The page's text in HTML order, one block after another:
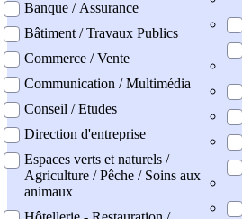
Banque / Assurance
Bâtiment / Travaux Publics
Commerce / Vente
Communication / Multimédia
Conseil / Etudes
Direction d'entreprise
Espaces verts et naturels /
Agriculture / Pêche / Soins aux
animaux